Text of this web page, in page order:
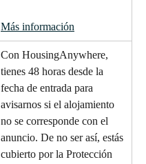
Más información
Con HousingAnywhere,
tienes 48 horas desde la
fecha de entrada para
avisarnos si el alojamiento
no se corresponde con el
anuncio. De no ser así, estás
cubierto por la Protección